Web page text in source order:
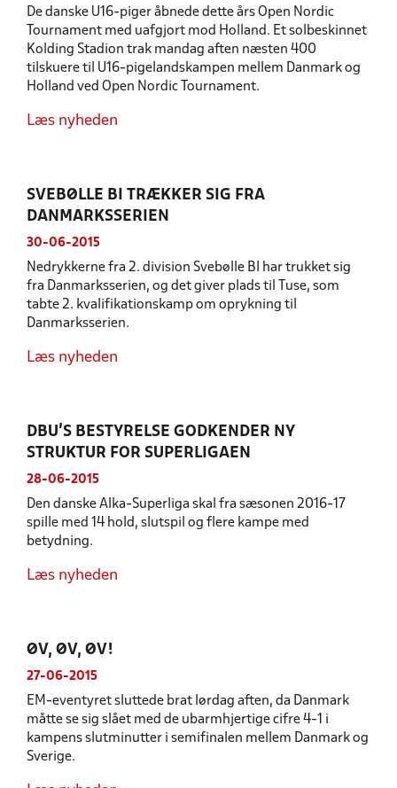
De danske U16-piger åbnede dette års Open Nordic
Tournament med uafgjort mod Holland. Et solbeskinnet
Kolding Stadion trak mandag aften næsten 400
tilskuere til U16-pigelandskampen mellem Danmark og
Holland ved Open Nordic Tournament.
Læs nyheden
SVEBØLLE BI TRÆKKER SIG FRA
DANMARKSSERIEN
30-06-2015
Nedrykkerne fra 2. division Svebølle BI har trukket sig
fra Danmarksserien, og det giver plads til Tuse, som
tabte 2. kvalifikationskamp om oprykning til
Danmarksserien.
Læs nyheden
DBU’S BESTYRELSE GODKENDER NY
STRUKTUR FOR SUPERLIGAEN
28-06-2015
Den danske Alka-Superliga skal fra sæsonen 2016-17
spille med 14 hold, slutspil og flere kampe med
betydning.
Læs nyheden
ØV, ØV, ØV!
27-06-2015
EM-eventyret sluttede brat lørdag aften, da Danmark
måtte se sig slået med de ubarmhjertige cifre 4-1 i
kampens slutminutter i semifinalen mellem Danmark og
Sverige.